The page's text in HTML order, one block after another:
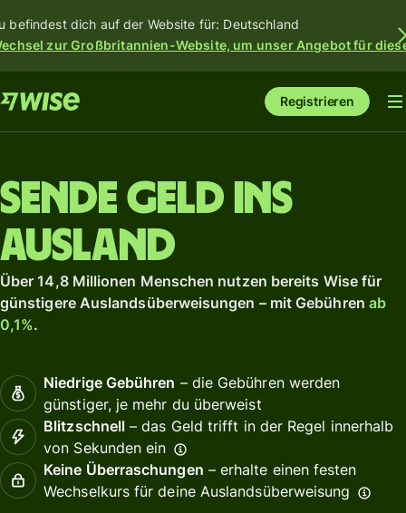
befindest dich auf der Website für: Deutschland
zur Großbritannien-Website, um unser Angebot für
Registrieren
Sende Geld ins
Ausland
Über 14,8 Millionen Menschen nutzen bereits Wise für
günstigere Auslandsüberweisungen – mit Gebühren ab
0,1%.
Niedrige Gebühren – die Gebühren werden
günstiger, je mehr du überweist
Blitzschnell – das Geld trifft in der Regel innerhalb
von Sekunden ein
Keine Überraschungen – erhalte einen festen
Wechselkurs für deine Auslandsüberweisung